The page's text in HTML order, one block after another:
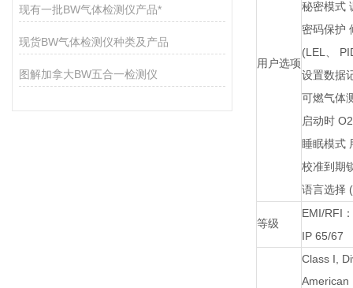
现有一批BW气体检测仪产品*
现货BW气体检测仪种类及产品
图解加拿大BW五合一检测仪
用户选项
秘密模式
密码保护
(LEL 、
设置数据
可燃气体
启动时
睡眠模式
校准到期
语言选择
等级
EMI/RFI
IP 65/67
Class I,